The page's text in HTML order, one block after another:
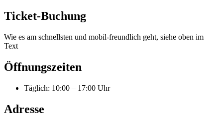
Ticket-Buchung
Wie es am schnellsten und mobil-freundlich geht, siehe oben im
Text
Öffnungszeiten
Täglich: 10:00 – 17:00 Uhr
Adresse